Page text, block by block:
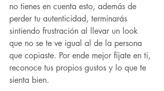
no tienes en cuenta esto, además de
perder tu autenticidad, terminarás
sintiendo frustración al llevar un look
que no se te ve igual al de la persona
que copiaste. Por ende mejor fíjate en ti,
reconoce tus propios gustos y lo que te
sienta bien.